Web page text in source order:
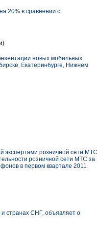
20% в сравнении с
новых мобильных
Екатеринбурге, Нижнем
экспертами розничной сети МТС
розничной сети МТС за
в первом квартале 2011
странах СНГ, объявляет о